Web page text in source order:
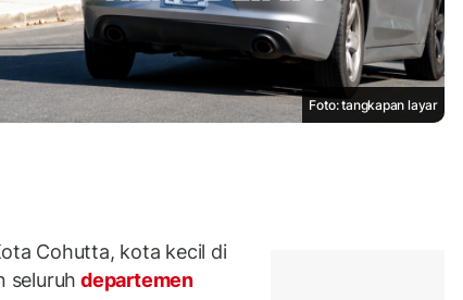
Foto: tangkapan layar
Cohutta, kota kecil di
seluruh departemen